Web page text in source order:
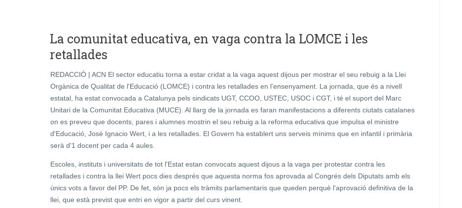
La comunitat educativa, en vaga contra la LOMCE i les
retallades
REDACCIÓ | ACN El sector educatiu torna a estar cridat a la vaga aquest dijous per mostrar el seu rebuig a la Llei
Orgànica de Qualitat de l'Educació (LOMCE) i contra les retallades en l'ensenyament. La jornada, que és a nivell
estatal, ha estat convocada a Catalunya pels sindicats UGT, CCOO, USTEC, USOC i CGT, i té el suport del Marc
Unitari de la Comunitat Educativa (MUCE). Al llarg de la jornada es faran manifestacions a diferents ciutats catalanes
on es preveu que docents, pares i alumnes mostrin el seu rebuig a la reforma educativa que impulsa el ministre
d'Educació, José Ignacio Wert, i a les retallades. El Govern ha establert uns serveis mínims que en infantil i primària
serà d'1 docent per cada 4 aules.
Escoles, instituts i universitats de tot l'Estat estan convocats aquest dijous a la vaga per protestar contra les
retallades i contra la llei Wert pocs dies després que aquesta norma fos aprovada al Congrés dels Diputats amb els
únics vots a favor del PP. De fet, són ja pocs els tràmits parlamentaris que queden perquè l'aprovació definitiva de la
llei, que està previst que entri en vigor a partir del curs vinent.